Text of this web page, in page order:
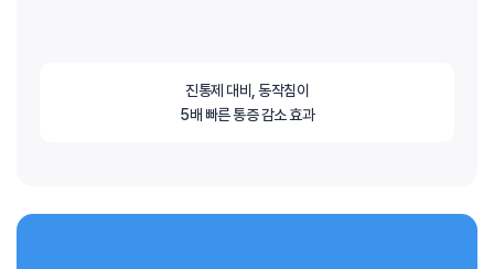
진통제 대비, 동작침이
5배 빠른 통증 감소 효과